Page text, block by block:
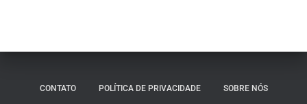
CONTATO POLÍTICA DE PRIVACIDADE SOBRE NÓS